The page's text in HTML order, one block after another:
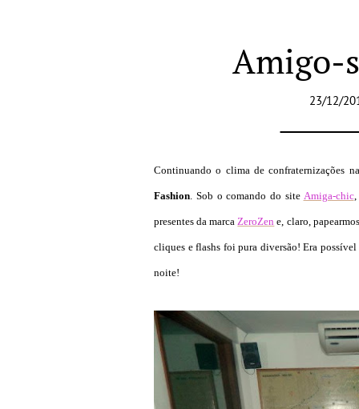
Amigo-
23/12/
Continuando o clima de confraternizações
Fashion. Sob o comando do site Amiga-chic,
presentes da marcaZeroZen e, claro,
cliques e flashs foi pura diversão! Era possível
noite!